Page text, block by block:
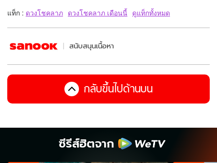
แท็ก : ดวงโชคลาภ ดวงโชคลาภ เดือนนี้ ดูแท็กทั้งหมด
สนับสนุนเนื้อหา
กลับขึ้นไปด้านบน
ซีรีส์ฮิตจาก